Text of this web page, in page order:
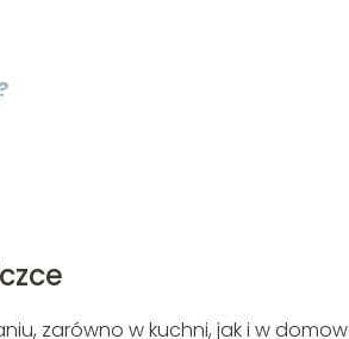
zarówno w kuchni, jak i w